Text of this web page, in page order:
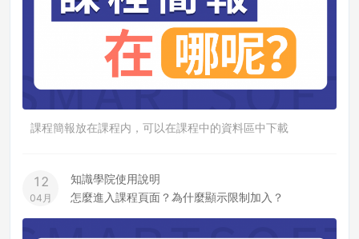
課程簡報放在課程内，可以在課程中的資料區中下載
12
04月
知識學院使用說明
怎麼進入課程頁面？為什麼顯示限制加入？